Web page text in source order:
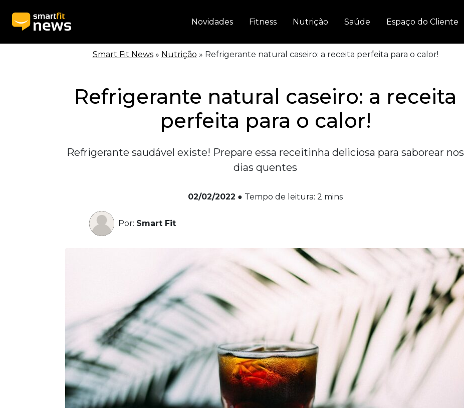
Novidades Fitness Nutrição Saúde Espaço do Cliente
Smart Fit News » Nutrição » Refrigerante natural caseiro: a receita perfeita para o calor!
Refrigerante natural caseiro: a receita
perfeita para o calor!
Refrigerante saudável existe! Prepare essa receitinha deliciosa para saborear nos
dias quentes
02/02/2022 ● Tempo de leitura: 2 mins
Por: Smart Fit